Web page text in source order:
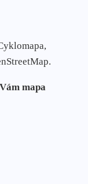
mapa